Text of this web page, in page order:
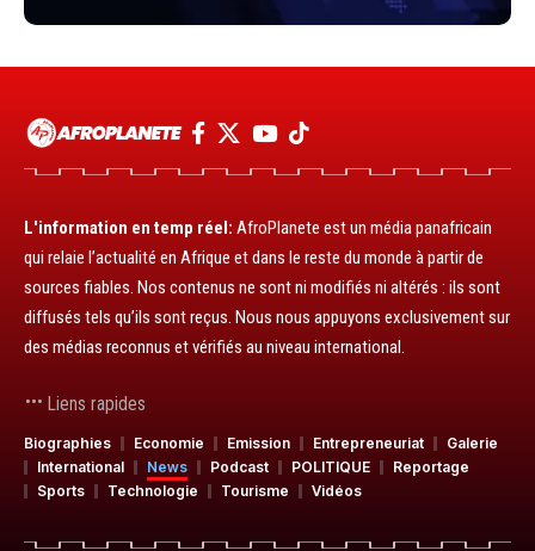
L'information en temp réel: AfroPlanete est un média panafricain
qui relaie l’actualité en Afrique et dans le reste du monde à partir de
sources fiables. Nos contenus ne sont ni modifiés ni altérés : ils sont
diffusés tels qu’ils sont reçus. Nous nous appuyons exclusivement sur
des médias reconnus et vérifiés au niveau international.
Liens rapides
Biographies Economie Emission Entrepreneuriat
Galerie
International
News Podcast POLITIQUE
Reportage
Sports
Technologie Tourisme Vidéos